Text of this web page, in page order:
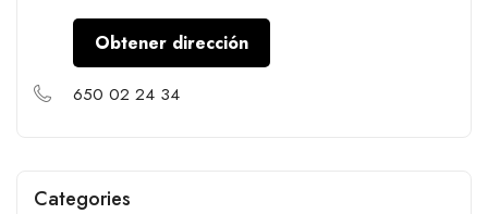
Obtener dirección
650 02 24 34
Categories